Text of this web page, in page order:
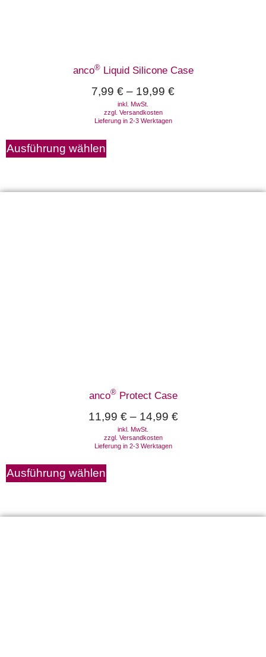
anco®Liquid Silicone Case
7,99 € – 19,99 €
inkl. MwSt.
zzgl. Versandkosten
Lieferung in 2-3 Werktagen
Ausführung wählen
anco®Protect Case
11,99 €– 14,99 €
inkl. MwSt.
zzgl. Versandkosten
Lieferung in 2-3 Werktagen
Ausführung wählen